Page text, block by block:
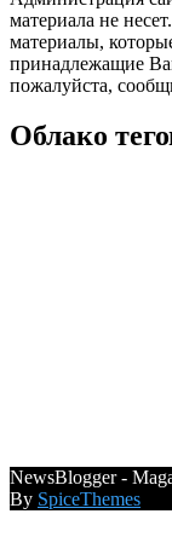
материала не
материалы,
принадлежащие
пожалуйста,
Облако
NewsBlogger -
By SpiceThemes